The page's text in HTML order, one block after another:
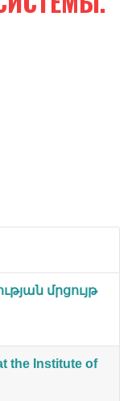
մրցույթ
the Institute of